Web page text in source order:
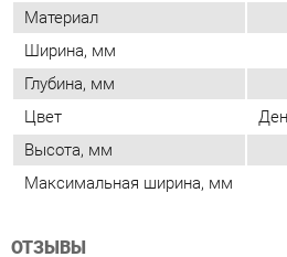
Высота, мм
Максимальная ширина, мм
ОТЗЫВЫ
Пока нет отзывов, поделитесь
ДОБАВИТЬ